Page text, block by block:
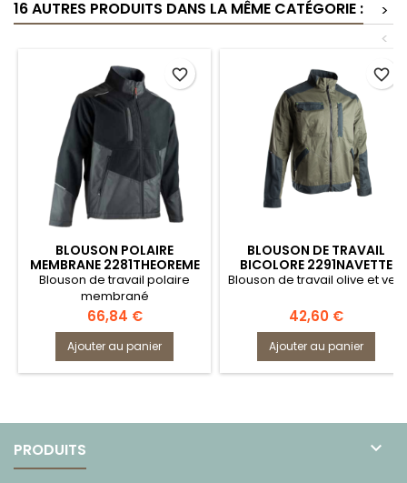
16 AUTRES PRODUITS DANS LA MÊME CATÉGORIE :
>
<
BLOUSON POLAIRE
MEMBRANE 2281THEOREME
LMA
Blouson de travail polaire
membrané
Prix
66,84 €
Ajouter au panier
favorite_border
BLOUSON DE TRAVAIL
BICOLORE 2291NAVETTE
LMA
Blouson de travail olive et vert
Prix
42,60 €
Ajouter au panier
favorite_border
PRODUITS 